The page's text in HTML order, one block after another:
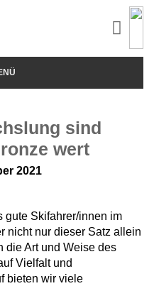
sind
wert
2021
gute Skifahrer/innen im
nicht nur dieser Satz allein
die Art und Weise des
Vielfalt und
bieten wir viele